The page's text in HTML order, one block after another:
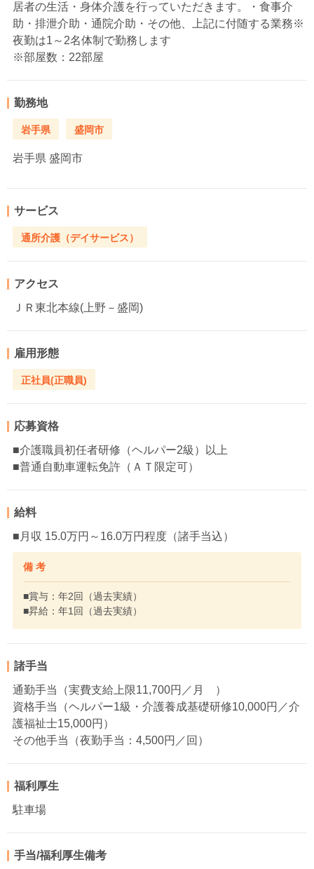
居者の生活・身体介護を行っていただきます。・食事介
助・排泄介助・通院介助・その他、上記に付随する業務※
夜勤は1～2名体制で勤務します
※部屋数：22部屋
勤務地
岩手県 盛岡市
岩手県 盛岡市
サービス
通所介護（デイサービス）
アクセス
ＪＲ東北本線(上野－盛岡)
雇用形態
正社員(正職員)
応募資格
■介護職員初任者研修（ヘルパー2級）以上
■普通自動車運転免許（ＡＴ限定可）
給料
■月収 15.0万円～16.0万円程度（諸手当込）
備 考
■賞与：年2回（過去実績）
■昇給：年1回（過去実績）
諸手当
通勤手当（実費支給上限11,700円／月 ）
資格手当（ヘルパー1級・介護養成基礎研修10,000円／介
護福祉士15,000円）
その他手当（夜勤手当：4,500円／回）
福利厚生
駐車場
手当/福利厚生備考